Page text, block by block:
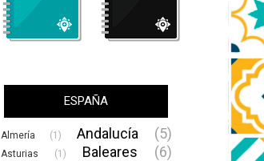
ESPAÑA
Almería (1) Andalucía (5)
Asturias (1) Baleares
(6)